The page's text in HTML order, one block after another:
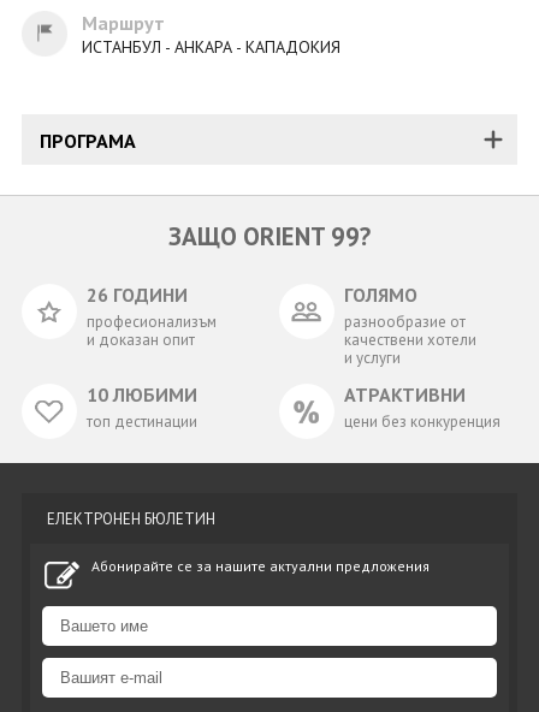
Маршрут
ИСТАНБУЛ - АНКАРА - КАПАДОКИЯ
ПРОГРАМА
ЗАЩО ORIENT 99?
26 ГОДИНИ
професионализъм
и доказан опит
ГОЛЯМО
разнообразие от
качествени хотели
и услуги
10 ЛЮБИМИ
топ дестинации
АТРАКТИВНИ
цени без конкуренция
ЕЛЕКТРОНЕН БЮЛЕТИН
Абонирайте се за нашите актуални предложения